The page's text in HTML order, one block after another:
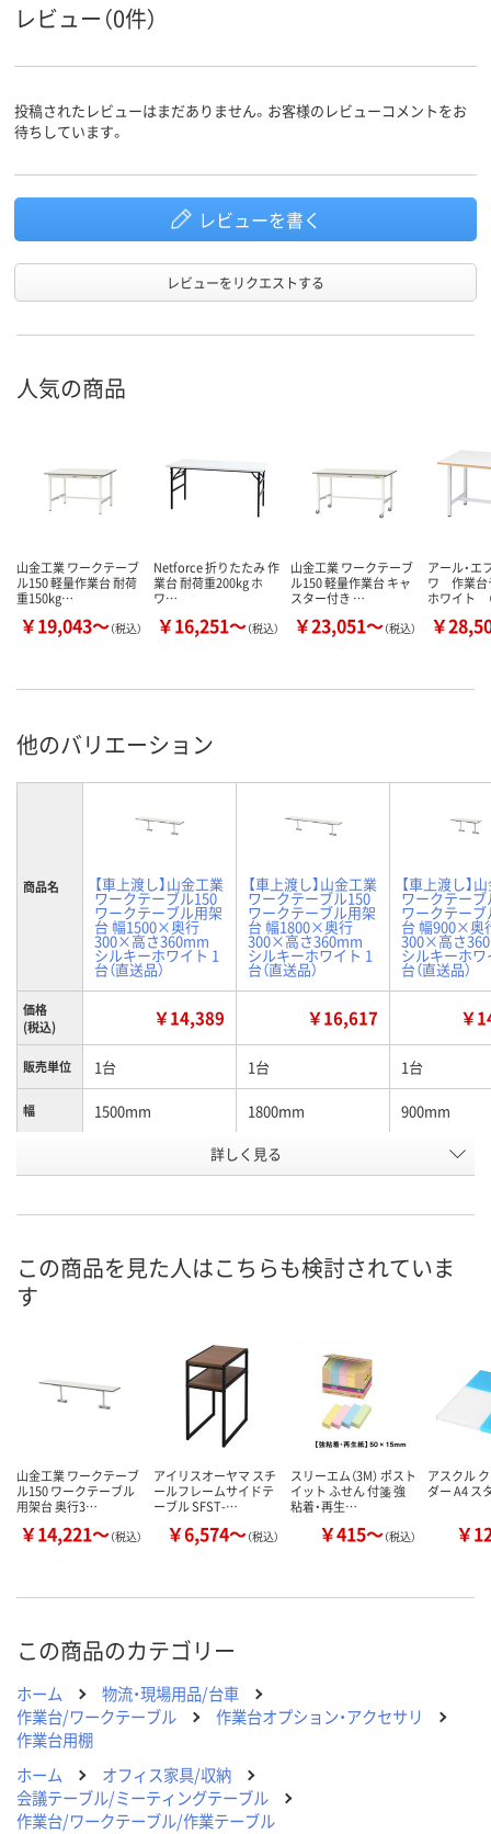
レビュー（0件）
投稿されたレビューはまだありません。お客様のレビューコメントをお
待ちしています。
レビューを書く
レビューをリクエストする
人気の商品
山金工業 ワークテーブ
ル150 軽量作業台 耐荷
重150kg…
￥19,043～（税込）
Netforce 折りたたみ 作
業台 耐荷重200kg ホ
ワ…
￥16,251～（税込）
山金工業 ワークテーブ
ル150 軽量作業台 キャ
スター付き …
￥23,051～（税込）
アール・エ
ワ 作業
ホワイト
￥
他のバリエーション
商品名 【車上渡し】山金工業
ワークテーブル150
ワークテーブル用架
台 幅1500×奥行
300×高さ360mm
シルキーホワイト 1
台（直送品）
【車上渡し】山金工業
ワークテーブル150
ワークテーブル用架
台 幅1800×奥行
300×高さ360mm
シルキーホワイト 1
台（直送品）
【車上渡し】
ワークテーブ
ワークテー
台 幅900×奥
300×高さ
シルキーホワ
台（直送品）
価格
(税込)
￥14,389 ￥16,617 ￥
販売単位 1台 1台 1台
幅 1500mm 1800mm 900mm
X888796 X888795
8月25日（火）まで
カゴへ カゴへ
詳しく見る
この商品を見た人はこちらも検討されていま
す
山金工業 ワークテーブ
ル150 ワークテーブル
用架台 奥行3…
￥14,221～（税込）
アイリスオーヤマ スチ
ールフレームサイドテ
ーブル SFST-…
￥6,574～（税込）
スリーエム（3M） ポスト
イット ふせん 付箋 強
粘着・再生…
￥415～（税込）
アスクル
ダー A4 ス
￥
この商品のカテゴリー
ホーム
物流・現場用品/台車
作業台/ワークテーブル
作業台オプション・アクセサリ
作業台用棚
ホーム
オフィス家具/収納
会議テーブル/ミーティングテーブル
作業台/ワークテーブル/作業テーブル